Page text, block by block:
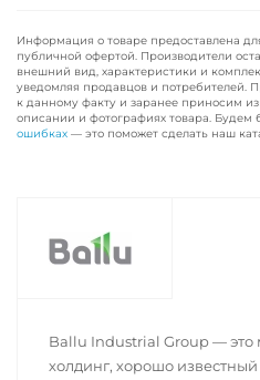
Информация о товаре предоставлена
публичной офертой. Производители
внешний вид, характеристики и
уведомляя продавцов и потребителей.
к данному факту и заранее приносим
описании и фотографиях товара. Будем
ошибках — это поможет сделать наш
Ballu Industrial Group —
холдинг, хорошо